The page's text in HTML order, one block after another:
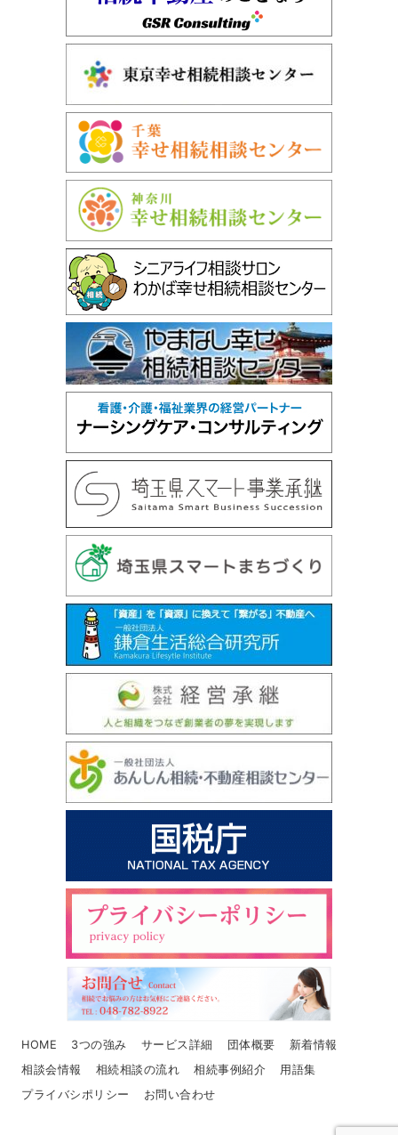
HOME 3つの強み サービス詳細 団体概要
新着情報
相談会情報
相続相談の流れ 相続事例紹介
用語集
プライバシポリシー
お問い合わせ